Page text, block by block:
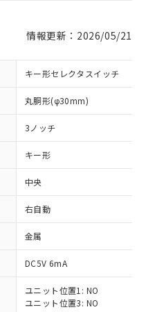
情報更新：2026/05/21
キー形セレクタスイッチ
丸胴形(φ30mm)
3ノッチ
キー形
中央
右自動
金属
DC5V 6mA
ユニット位置1: NO
ユニット位置3: NO